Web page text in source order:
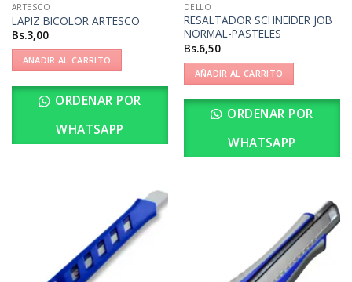
ARTESCO
LAPIZ BICOLOR ARTESCO
Bs.3,00
AÑADIR AL CARRITO
ORDENAR POR
WHATSAPP
DELLO
RESALTADOR SCHNEIDER JOB
NORMAL-PASTELES
Bs.6,50
AÑADIR AL CARRITO
ORDENAR POR
WHATSAPP